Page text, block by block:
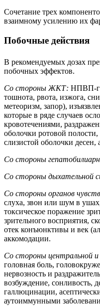
Сочетание трех
взаимному усилению их
Побочные действия
В рекомендуемых дозах
побочных эффектов.
Со стороны ЖКТ: НПВП-
тошнота, рвота, изжога,
метеоризм, запор),
которые в ряде случаев
кровотечениями,
оболочки ротовой полости,
слизистой оболочки десен,
Со стороны
Со стороны дыхательной
Со стороны органов
слуха, звон или шум в
токсическое поражение
зрительного восприятия,
отек конъюнктивы и век
аккомодации.
Со стороны центральной и
головная боль,
нервозность и
возбуждение, сонливость,
галлюцинации,
аутоиммунными